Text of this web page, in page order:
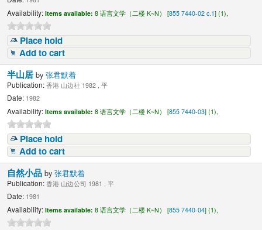
Availability: Items available: 8 语言文学（二楼 K~N） [855 7440-02 c.1] (1),
Place hold
Add to cart
半山居by张君默着
Publication: 香港 山边社 1982 , 平
Date: 1982
Availability: Items available: 8 语言文学（二楼 K~N） [855 7440-03] (1),
Place hold
Add to cart
自然小品by张君默着
Publication: 香港 山边公司 1981 , 平
Date: 1981
Availability: Items available: 8 语言文学（二楼 K~N） [855 7440-04] (1),